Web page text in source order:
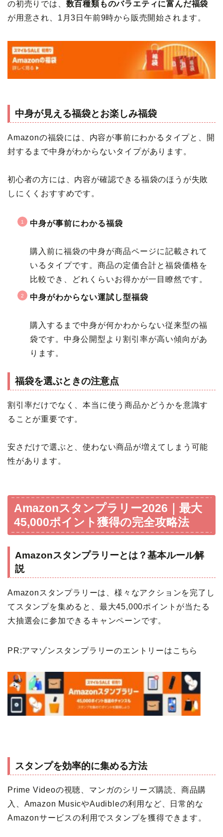
の初売りでは、 数百種類ものバラエティに富んだ福袋
が用意され、1月3日午前9時から販売開始されます。
中身が見える福袋とお楽しみ福袋
Amazonの福袋には、内容が事前にわかるタイプと、開
封するまで中身がわからないタイプがあります。
初心者の方には、内容が確認できる福袋のほうが失敗
しにくくおすすめです。
中身が事前にわかる福袋
購入前に福袋の中身が商品ページに記載されて
いるタイプです。商品の定価合計と福袋価格を
比較でき、どれくらいお得かが一目瞭然です。
中身がわからない運試し型福袋
購入するまで中身が何かわからない従来型の福
袋です。中身公開型より割引率が高い傾向があ
ります。
福袋を選ぶときの注意点
割引率だけでなく、本当に使う商品かどうかを意識す
ることが重要です。
安さだけで選ぶと、使わない商品が増えてしまう可能
性があります。
Amazonスタンプラリー2026｜最大
45,000ポイント獲得の完全攻略法
Amazonスタンプラリーとは？基本ルール解
説
Amazonスタンプラリーは、様々なアクションを完了し
てスタンプを集めると、最大45,000ポイントが当たる
大抽選会に参加できるキャンペーンです。
PR:アマゾンスタンプラリーのエントリーはこちら
スタンプを効率的に集める方法
Prime Videoの視聴、マンガのシリーズ購読、商品購
入、Amazon MusicやAudibleの利用など、日常的な
Amazonサービスの利用でスタンプを獲得できます。